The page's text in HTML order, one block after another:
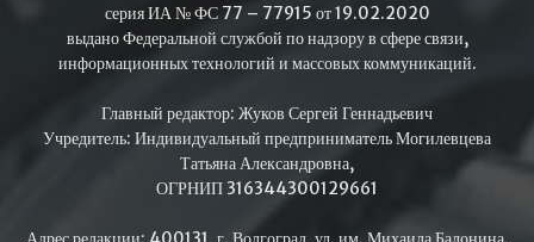
серия ИА № ФС 77 – 77915 от 19.02.2020
выдано Федеральной службой по надзору в сфере связи,
информационных технологий и массовых коммуникаций.
Главный редактор: Жуков Сергей Геннадьевич
Учредитель: Индивидуальный предприниматель Могилевцева
Татьяна Александровна,
ОГРНИП 316344300129661